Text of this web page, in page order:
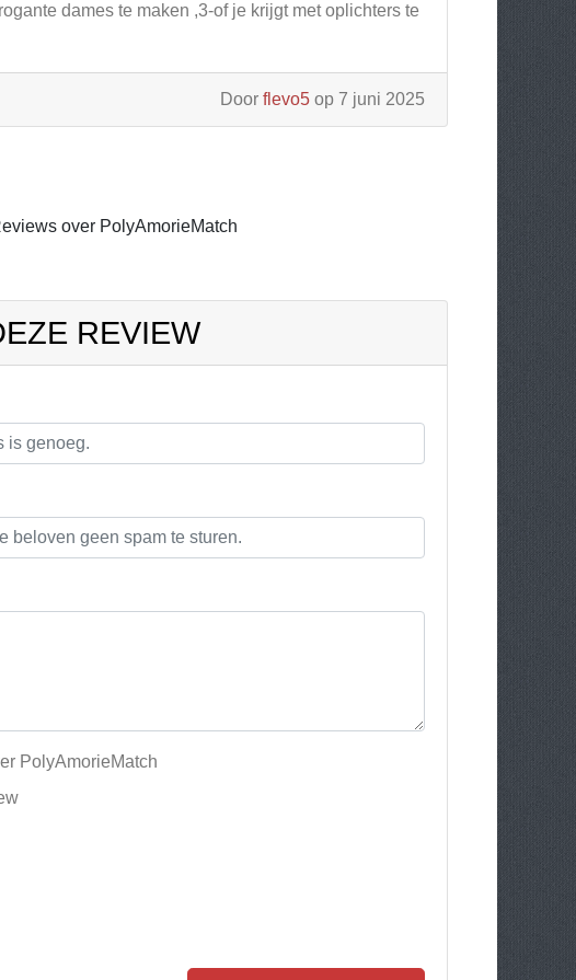
dames te maken ,3-of je krijgt met oplichters te
Door flevo5 op 7 juni 2025
over PolyAmorieMatch
REVIEW
PolyAmorieMatch